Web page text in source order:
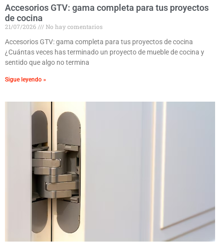
Accesorios GTV: gama completa para tus proyectos
de cocina
21/07/2026
No hay comentarios
Accesorios GTV: gama completa para tus proyectos de cocina
¿Cuántas veces has terminado un proyecto de mueble de cocina y
sentido que algo no termina
Sigue leyendo »